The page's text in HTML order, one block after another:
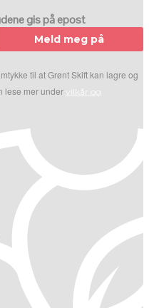
gis på epost
Meld meg på
til at Grønt Skift kan lagre og
lese mer under vilkår og